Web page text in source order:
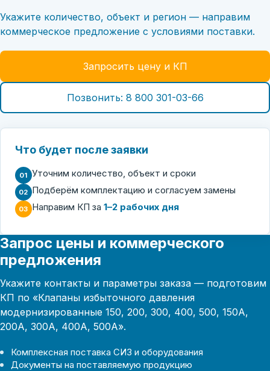
Укажите количество, объект и регион — направим
коммерческое предложение с условиями поставки.
Запросить цену и КП
Позвонить: 8 800 301-03-66
Что будет после заявки
01 Уточним количество, объект и сроки
02 Подберём комплектацию и согласуем замены
03 Направим КП за 1–2 рабочих дня
Запрос цены и коммерческого
предложения
Укажите контакты и параметры заказа — подготовим
КП по «Клапаны избыточного давления
модернизированные 150, 200, 300, 400, 500, 150А,
200А, 300А, 400А, 500А».
Комплексная поставка СИЗ и оборудования
Документы на поставляемую продукцию